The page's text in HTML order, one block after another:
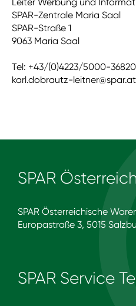
Leiter Werbung und
SPAR-Zentrale Maria Saal
SPAR-Straße 1
9063 Maria Saal
Tel: +43/(0)4223/5000-36820
karl.dobrautz-leitner@spar.at
SPAR Österreich
SPAR Österreichische
Europastraße 3, 5015
SPAR Service